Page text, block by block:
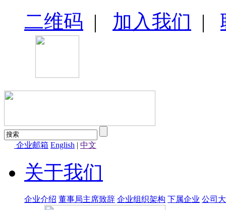
二维码 | 加入我们 |
企业邮箱 English | 中文
关于我们
企业介绍 董事局主席致辞 企业组织架构 下属企业 公司